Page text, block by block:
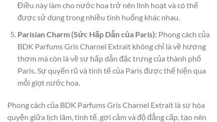
Điều này làm cho nước hoa trở nên linh hoạt và có thể
được sử dụng trong nhiều tình huống khác nhau.
Parisian Charm (Sức Hấp Dẫn của Paris):Phong cách của
BDK Parfums Gris Charnel Extrait không chỉ là về hương
thơm mà còn là về sự hấp dẫn đặc trưng của thành phố
Paris. Sự quyến rũ và tinh tế của Paris được thể hiện qua
mỗi giọt nước hoa.
Phong cách của BDK Parfums Gris Charnel Extrait là sự hòa
quyện giữa lịch lãm, tinh tế, gợi cảm và độ đẳng cấp, tạo nên